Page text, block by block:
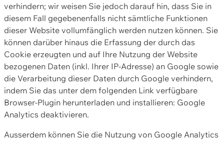
verhindern; wir weisen Sie jedoch darauf hin, dass Sie in
diesem Fall gegebenenfalls nicht sämtliche Funktionen
dieser Website vollumfänglich werden nutzen können. Sie
können darüber hinaus die Erfassung der durch das
Cookie erzeugten und auf Ihre Nutzung der Website
bezogenen Daten (inkl. Ihrer IP-Adresse) an Google sowie
die Verarbeitung dieser Daten durch Google verhindern,
indem Sie das unter dem folgenden Link verfügbare
Browser-Plugin herunterladen und installieren: Google
Analytics deaktivieren.
Ausserdem können Sie die Nutzung von Google Analytics